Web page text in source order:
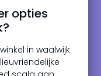
opties
in waalwijk